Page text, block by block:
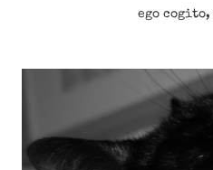
ego cogito,